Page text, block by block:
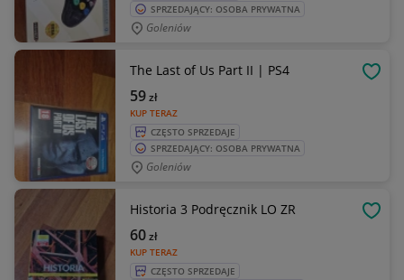
SPRZEDAJĄCY: OSOBA PRYWATNA
Goleniów
The Last of Us Part II | PS4
KUP TERAZ
59zł
CZĘSTO SPRZEDAJE
SPRZEDAJĄCY: OSOBA PRYWATNA
Goleniów
Historia 3 Podręcznik LO ZR
KUP TERAZ
60zł
CZĘSTO SPRZEDAJE